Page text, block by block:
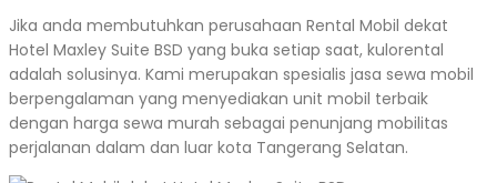
Jika anda membutuhkan perusahaan Rental Mobil dekat
Hotel Maxley Suite BSD yang buka setiap saat, kulorental
adalah solusinya. Kami merupakan spesialis jasa sewa mobil
berpengalaman yang menyediakan unit mobil terbaik
dengan harga sewa murah sebagai penunjang mobilitas
perjalanan dalam dan luar kota Tangerang Selatan.